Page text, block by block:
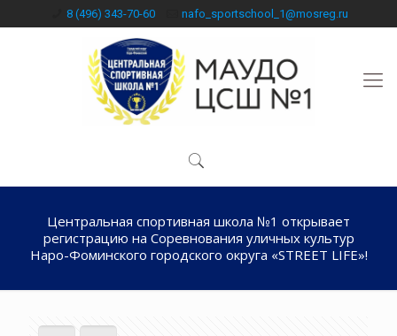
8 (496) 343-70-60 nafo_sportschool_1@mosreg.ru
Центральная спортивная школа №1 открывает
регистрацию на Соревнования уличных культур
Наро-Фоминского городского округа «STREET LIFE»!